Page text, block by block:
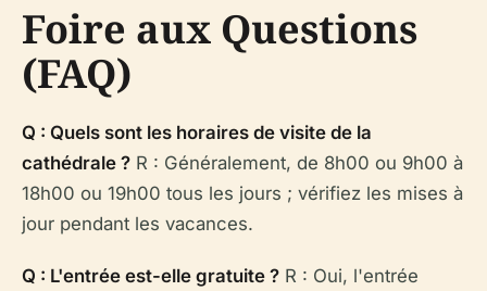
Foire aux Questions
(FAQ)
Q : Quels sont les horaires de visite de la
cathédrale ? R : Généralement, de 8h00 ou 9h00 à
18h00 ou 19h00 tous les jours ; vérifiez les mises à
jour pendant les vacances.
Q : L'entrée est-elle gratuite ? R : Oui, l'entrée